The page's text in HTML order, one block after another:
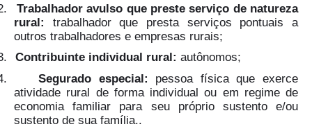
Trabalhador avulso que preste serviço de natureza
rural: trabalhador que presta serviços pontuais a
outros trabalhadores e empresas rurais;
Contribuinte individual rural: autônomos;
Segurado especial: pessoa física que exerce
atividade rural de forma individual ou em regime de
economia familiar para seu próprio sustento e/ou
sustento de sua família..